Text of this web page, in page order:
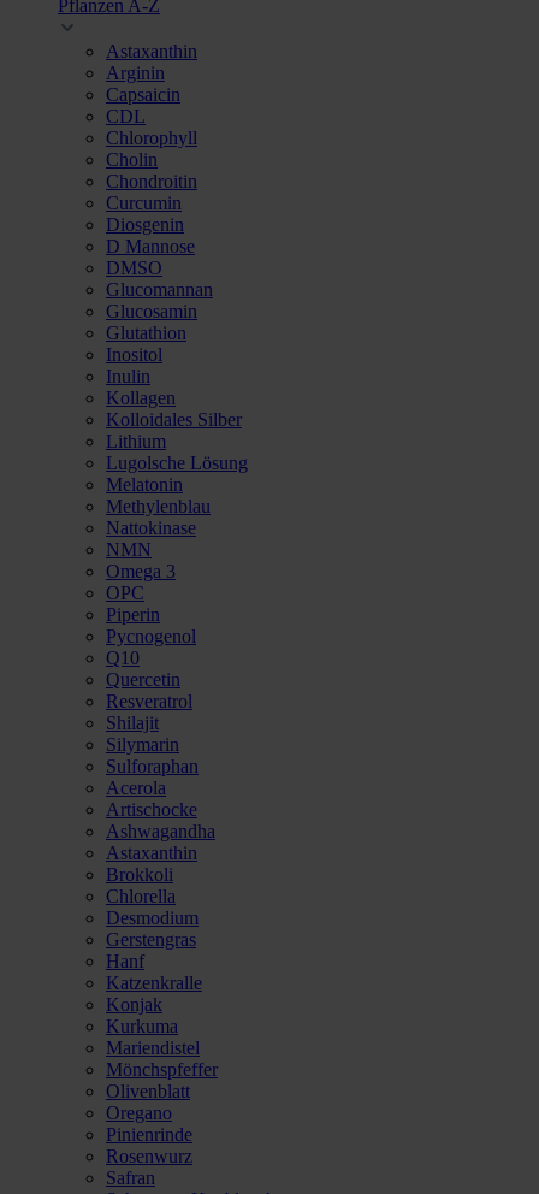
Pflanzen A-Z
Astaxanthin
Arginin
Capsaicin
CDL
Chlorophyll
Cholin
Chondroitin
Curcumin
Diosgenin
D Mannose
DMSO
Glucomannan
Glucosamin
Glutathion
Inositol
Inulin
Kollagen
Kolloidales Silber
Lithium
Lugolsche Lösung
Melatonin
Methylenblau
Nattokinase
NMN
Omega 3
OPC
Piperin
Pycnogenol
Q10
Quercetin
Resveratrol
Shilajit
Silymarin
Sulforaphan
Acerola
Artischocke
Ashwagandha
Astaxanthin
Brokkoli
Chlorella
Desmodium
Gerstengras
Hanf
Katzenkralle
Konjak
Kurkuma
Mariendistel
Mönchspfeffer
Olivenblatt
Oregano
Pinienrinde
Rosenwurz
Safran